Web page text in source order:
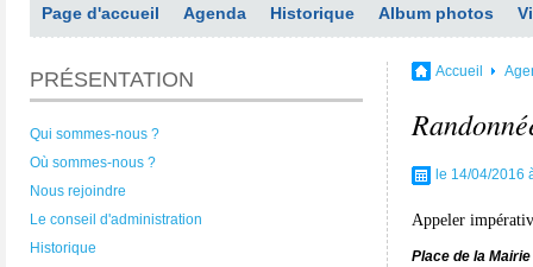
Page d'accueil Agenda Historique Album photos
PRÉSENTATION
Qui sommes-nous ?
Où sommes-nous ?
Nous rejoindre
Le conseil d'administration
Historique
Accueil
le 14/04/2016
Appeler
Place de la Mairie